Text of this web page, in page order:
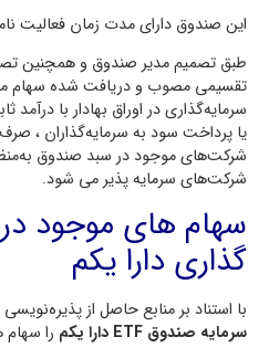
این صندوق دارای مدت زمان فعالیت
طبق تصمیم مدیر صندوق و همچنین
تقسیمی مصوب و دریافت شده سهام
سرمایه‌گذاری در اوراق بهادار با
یا پرداخت سود به سرمایه‌گذاران ،
شرکت‌های موجود در سبد صندوق
شرکت‌های سرمایه پذیر می شود.
سهام های موجود
گذاری دارا یکم
با استناد بر منابع حاصل از پذیره‌نویسی
سرمایه صندوق ETF دارا یکم
را